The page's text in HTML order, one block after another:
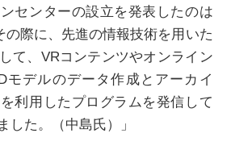
センターの設立を発表したのは
の際に、先進の情報技術を用いた
て、VRコンテンツやオンライン
モデルのデータ作成とアーカイ
利用したプログラムを発信して
した。（中島氏）」